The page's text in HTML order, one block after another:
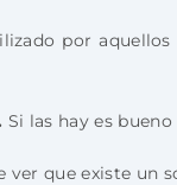
por
Si las hay es
ver que existe un